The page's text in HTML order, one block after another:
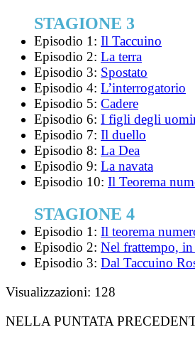
STAGIONE 3
Episodio 1: Il Taccuino
Episodio 2: La terra
Episodio 3: Spostato
Episodio 4: L’interrogatorio
Episodio 5: Cadere
Episodio 6: I figli degli
Episodio 7: Il duello
Episodio 8: La Dea
Episodio 9: La navata
Episodio 10: Il Teorema
STAGIONE 4
Episodio 1: Il teorema
Episodio 2: Nel frattempo,
Episodio 3: Dal Taccuino
Visualizzazioni: 128
NELLA PUNTATA